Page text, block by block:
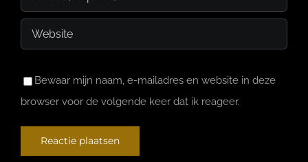
Bewaar mijn naam, e-mailadres en website in deze
browser voor de volgende keer dat ik reageer.